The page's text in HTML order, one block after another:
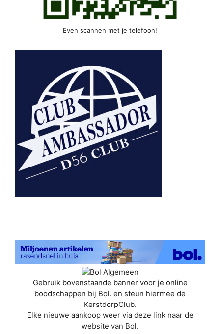
Even scannen met je telefoon!
Gebruik bovenstaande banner voor je online
boodschappen bij Bol. en steun hiermee de
KerstdorpClub.
Elke nieuwe aankoop weer via deze link naar de
website van Bol.